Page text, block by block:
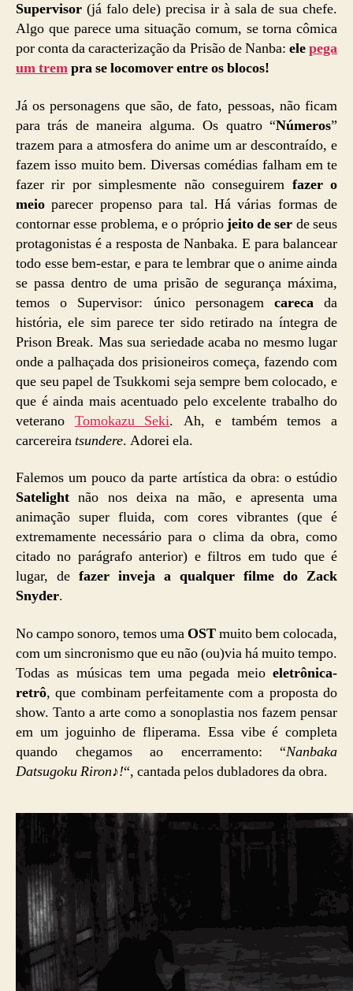
Supervisor (já falo dele) precisa ir à sala de sua chefe.
Algo que parece uma situação comum, se torna cômica
por conta da caracterização da Prisão de Nanba: elepega
um trempra se locomover entre os blocos!
Já os personagens que são, de fato, pessoas, não ficam
para trás de maneira alguma. Os quatro “Números”
trazem para a atmosfera do anime um ar descontraído, e
fazem isso muito bem. Diversas comédias falham em te
fazer rir por simplesmente não conseguirem fazer o
meio parecer propenso para tal. Há várias formas de
contornar esse problema, e o própriojeito de ser de seus
protagonistas é a resposta de Nanbaka. E para balancear
todo esse bem-estar, e para te lembrar que o anime ainda
se passa dentro de uma prisão de segurança máxima,
temos o Supervisor: único personagemcarecada
história, ele sim parece ter sido retirado na íntegra de
Prison Break. Mas sua seriedade acaba no mesmo lugar
onde a palhaçada dos prisioneiros começa, fazendo com
que seu papel de Tsukkomi seja sempre bem colocado, e
que é ainda mais acentuado pelo excelente trabalho do
veterano Tomokazu Seki. Ah, e também temos a
carcereiratsundere. Adorei ela.
Falemos um pouco da parte artística da obra: o estúdio
Satelight não nos deixa na mão, e apresenta uma
animação super fluida, com cores vibrantes (que é
extremamente necessário para o clima da obra, como
citado no parágrafo anterior) e filtros em tudo que é
lugar, de fazer inveja a qualquer filme do Zack
Snyder.
No campo sonoro, temos uma OSTmuito bem colocada,
com um sincronismo que eu não (ou)via há muito tempo.
Todas as músicas tem uma pegada meio eletrônica-
retrô, que combinam perfeitamente com a proposta do
show. Tanto a arte como a sonoplastia nos fazem pensar
em um joguinho de fliperama. Essa vibe é completa
quando chegamos ao encerramento: “Nanbaka
Datsugoku Riron♪!“, cantada pelos dubladores da obra.